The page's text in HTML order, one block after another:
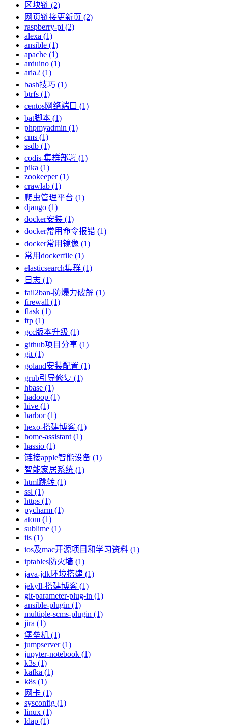
区块链 (2)
网页链接更新页 (2)
raspberry-pi (2)
alexa (1)
ansible (1)
apache (1)
arduino (1)
aria2 (1)
bash技巧 (1)
btrfs (1)
centos网络端口 (1)
bat脚本 (1)
phpmyadmin (1)
cms (1)
ssdb (1)
codis-集群部署 (1)
pika (1)
zookeeper (1)
crawlab (1)
爬虫管理平台 (1)
django (1)
docker安装 (1)
docker常用命令报错 (1)
docker常用镜像 (1)
常用dockerfile (1)
elasticsearch集群 (1)
日志 (1)
fail2ban-防爆力破解 (1)
firewall (1)
flask (1)
ftp (1)
gcc版本升级 (1)
github项目分享 (1)
git (1)
goland安装配置 (1)
grub引导修复 (1)
hbase (1)
hadoop (1)
hive (1)
harbor (1)
hexo-搭建博客 (1)
home-assistant (1)
hassio (1)
链接apple智能设备 (1)
智能家居系统 (1)
html跳转 (1)
ssl (1)
https (1)
pycharm (1)
atom (1)
sublime (1)
iis (1)
ios及mac开源项目和学习资料 (1)
iptables防火墙 (1)
java-jdk环境搭建 (1)
jekyll-搭建博客 (1)
git-parameter-plug-in (1)
ansible-plugin (1)
multiple-scms-plugin (1)
jira (1)
堡垒机 (1)
jumpserver (1)
jupyter-notebook (1)
k3s (1)
kafka (1)
k8s (1)
网卡 (1)
sysconfig (1)
linux (1)
ldap (1)